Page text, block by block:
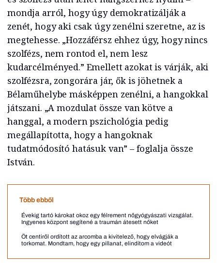
mondja arról, hogy úgy demokratizálják a
zenét, hogy aki csak úgy zenélni szeretne, az is
megtehesse. „Hozzáférsz ehhez úgy, hogy nincs
szolfézs, nem rontod el, nem lesz
kudarcélményed.” Emellett azokat is várják, aki
szolfézsra, zongorára jár, ők is jöhetnek a
Bélaműhelybe másképpen zenélni, a hangokkal
játszani. „A mozdulat össze van kötve a
hanggal, a modern pszichológia pedig
megállapította, hogy a hangoknak
tudatmódosító hatásuk van” – foglalja össze
István.
Több ebből
Évekig tartó károkat okoz egy félrement nőgyógyászati vizsgálat.
Ingyenes központ segítené a traumán átesett nőket
Öt centiről ordított az arcomba a kivitelező, hogy elvágják a
torkomat. Mondtam, hogy egy pillanat, elindítom a videót